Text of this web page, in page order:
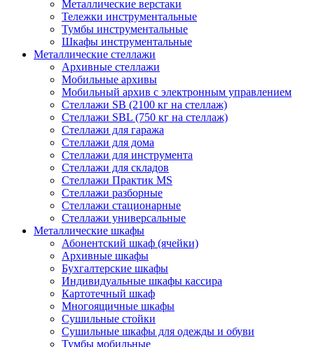
Металлические верстаки
Тележки инструментальные
Тумбы инструментальные
Шкафы инструментальные
Металлические стеллажи
Архивные стеллажи
Мобильные архивы
Мобильный архив с электронным управлением
Стеллажи SB (2100 кг на стеллаж)
Стеллажи SBL (750 кг на стеллаж)
Стеллажи для гаража
Стеллажи для дома
Стеллажи для инструмента
Стеллажи для складов
Стеллажи Практик MS
Стеллажи разборные
Стеллажи стационарные
Стеллажи универсальные
Металлические шкафы
Абонентский шкаф (ячейки)
Архивные шкафы
Бухгалтерские шкафы
Индивидуальные шкафы кассира
Картотечный шкаф
Многоящичные шкафы
Сушильные стойки
Сушильные шкафы для одежды и обуви
Тумбы мобильные